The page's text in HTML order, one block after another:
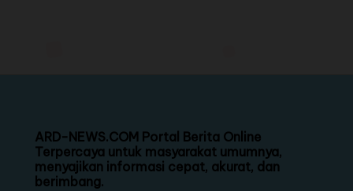
ARD-NEWS.COM Portal Berita Online
Terpercaya untuk masyarakat umumnya,
menyajikan informasi cepat, akurat, dan
berimbang.